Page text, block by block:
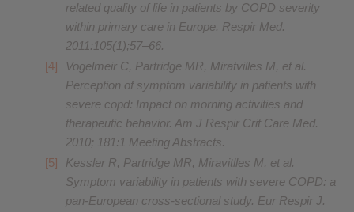
related quality of life in patients by COPD severity
within primary care in Europe. Respir Med.
2011:105(1);57–66.
Vogelmeir C, Partridge MR, Miratvilles M, et al.
Perception of symptom variability in patients with
severe copd: Impact on morning activities and
therapeutic behavior. Am J Respir Crit Care Med.
2010; 181:1 Meeting Abstracts.
Kessler R, Partridge MR, Miravitlles M, et al.
Symptom variability in patients with severe COPD: a
pan-European cross-sectional study. Eur Respir J.